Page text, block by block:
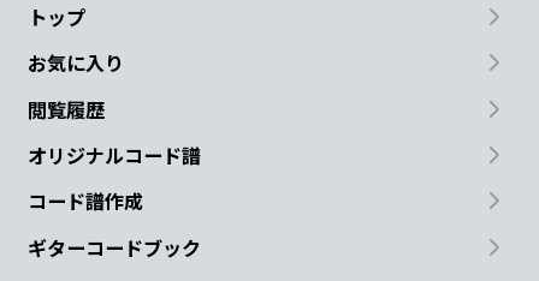
トップ
お気に入り
閲覧履歴
オリジナルコード譜
コード譜作成
ギターコードブック